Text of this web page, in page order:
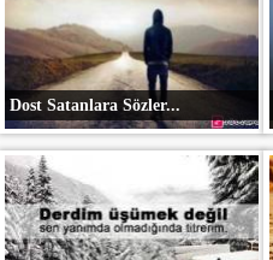
Dost Satanlara Sözler...